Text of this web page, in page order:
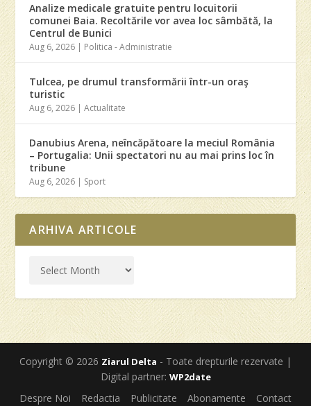
Analize medicale gratuite pentru locuitorii
comunei Baia. Recoltările vor avea loc sâmbătă, la
Centrul de Bunici
Aug 6, 2026 Politica - Administratie
Tulcea, pe drumul transformării într-un oraş
turistic
Aug 6, 2026 |Actualitate
Danubius Arena, neîncăpătoare la meciul România
– Portugalia: Unii spectatori nu au mai prins loc în
tribune
Aug 6, 2026 Sport
ARHIVA ARTICOLE
Copyright © 2026 Ziarul Delta - Toate drepturile rezervate |
Digital partner: WP2date
Despre Noi Redactia Publicitate Abonamente Contact